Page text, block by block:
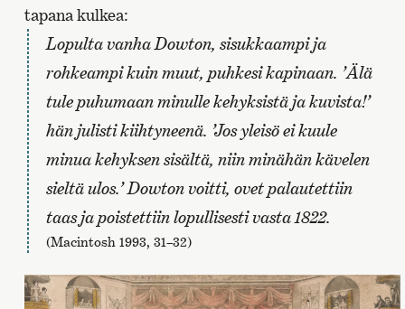
tapana kulkea:
Lopulta vanha Dowton, sisukkaampi ja
rohkeampi kuin muut, puhkesi kapinaan. ’Älä
tule puhumaan minulle kehyksistä ja kuvista!’
hän julisti kiihtyneenä. ’Jos yleisö ei kuule
minua kehyksen sisältä, niin minähän kävelen
sieltä ulos.’ Dowton voitti, ovet palautettiin
taas ja poistettiin lopullisesti vasta 1822.
(Macintosh 1993, 31–32)